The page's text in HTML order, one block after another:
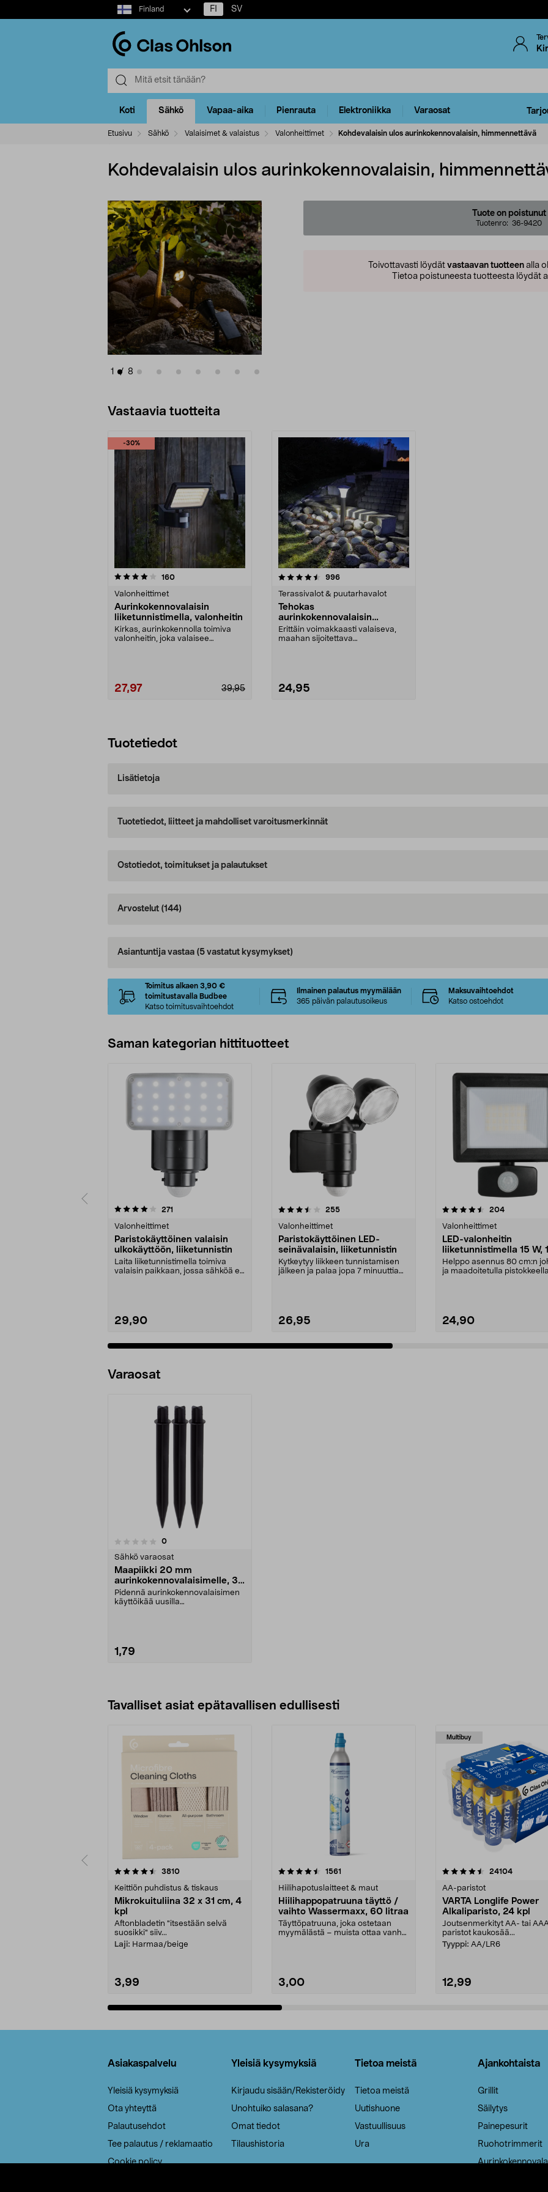
Select
market
Finland FI SV
Koti Sähkö Vapaa-aika Pienrauta Elektroniikka Varaosat
Etusivu Sähkö Valaisimet & valaistus Valonheittimet Kohdevalaisin ulos aurinkokennovalaisin, himmennettävä
Kohdevalaisin ulos aurinkokennovalaisin,
1 / 8
Tuote on poistunut
Tuotenro: 36-9420
Toivottavasti löydät vastaavan tuotteen alla
Tietoa poistuneesta tuotteesta löydät
Vastaavia tuotteita
-30%
160arvostelut
Valonheittimet
Aurinkokennovalaisin
liiketunnistimella, valonheitin
Kirkas, aurinkokennolla toimiva
valonheitin, joka valaisee
39,95
27,97
4.5viidestä
996arvostelut
Terassivalot & puutarhavalot
Tehokas
aurinkokennovalaisin
maahaan, 33/51 cm
Erittäin voimakkaasti valaiseva,
maahan sijoitettava
24,95
Tuotetiedot
Lisätietoja
Tuotetiedot, liitteet ja mahdolliset varoitusmerkinnät
Ostotiedot, toimitukset ja palautukset
Arvostelut (144)
Asiantuntija vastaa (5 vastatut kysymykset)
Toimitus alkaen 3,90 €
toimitustavalla Budbee
Katso toimitusvaihtoehdot
Ilmainen palautus myymälään
365 päivän palautusoikeus
Maksuvaihtoehdot
Katso ostoehdot
Saman kategorian hittituotteet
271
Valonheittimet
Paristokäyttöinen valaisin
ulkokäyttöön, liiketunnistin
Laita liiketunnistimella toimiva
valaisin paikkaan, jossa sähköä ei
29,90
3.5 viidestä
255arvostelut
Valonheittimet
Paristokäyttöinen LED-
seinävalaisin, liiketunnistin
Kytkeytyy liikkeen tunnistamisen
jälkeen ja palaa jopa 7 minuuttia
26,95
4.5 viidestä
204arvostelut
Valonheittimet
LED-valonheitin
liiketunnistimella 15 W,
lm
Helppo asennus 80 cm:n
ja maadoitetulla
24,90
4.0 viidestä
Varaosat
0arvostelut
Sähkö varaosat
Maapiikki 20 mm
aurinkokennovalaisimelle, 3
kpl
Pidennä aurinkokennovalaisimen
käyttöikää uusilla
1,79
Tavalliset asiat epätavallisen edullisesti
3810arvostelut
Keittiön puhdistus & tiskaus
Mikrokuituliina 32 x 31 cm, 4
kpl
Aftonbladetin "itsestään selvä
suosikki" siiv...
Laji: Harmaa/beige
3,99
4.5viidestä
1561
Hiilihapotuslaitteet & maut
Hiilihappopatruuna täyttö /
vaihto Wassermaxx, 60 litraa
Täyttöpatruuna, joka ostetaan
myymälästä – muista ottaa vanha
3,00
Multibuy
4.5viidestä
24104arvostelut
AA-paristot
VARTA Longlife Power
Alkaliparisto, 24 kpl
Joutsenmerkityt AA- tai
paristot kaukosää...
Tyyppi: AA/LR6
12,99
4.5viidestä
Asiakaspalvelu
Yleisiä kysymyksiä
Ota yhteyttä
Palautusehdot
Tee palautus / reklamaatio
Cookie policy
Yleisiä kysymyksiä
Kirjaudu sisään/Rekisteröidy
Unohtuiko salasana?
Omat tiedot
Tilaushistoria
Tietoa meistä
Tietoa meistä
Uutishuone
Vastuullisuus
Ura
Ajankohtaista
Grillit
Säilytys
Painepesurit
Ruohotrimmerit